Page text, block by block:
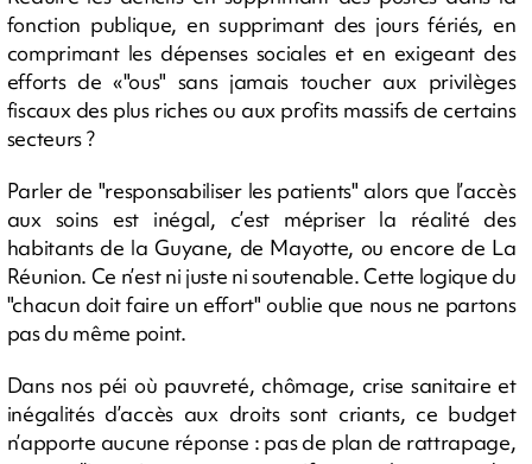
fonction publique, en supprimant des jours fériés, en
comprimant les dépenses sociales et en exigeant des
efforts de «"ous" sans jamais toucher aux privilèges
fiscaux des plus riches ou aux profits massifs de certains
secteurs ?
Parler de "responsabiliser les patients" alors que l’accès
aux soins est inégal, c’est mépriser la réalité des
habitants de la Guyane, de Mayotte, ou encore de La
Réunion. Ce n’est ni juste ni soutenable. Cette logique du
"chacun doit faire un effort" oublie que nous ne partons
pas du même point.
Dans nos péi où pauvreté, chômage, crise sanitaire et
inégalités d’accès aux droits sont criants, ce budget
n’apporte aucune réponse : pas de plan de rattrapage,